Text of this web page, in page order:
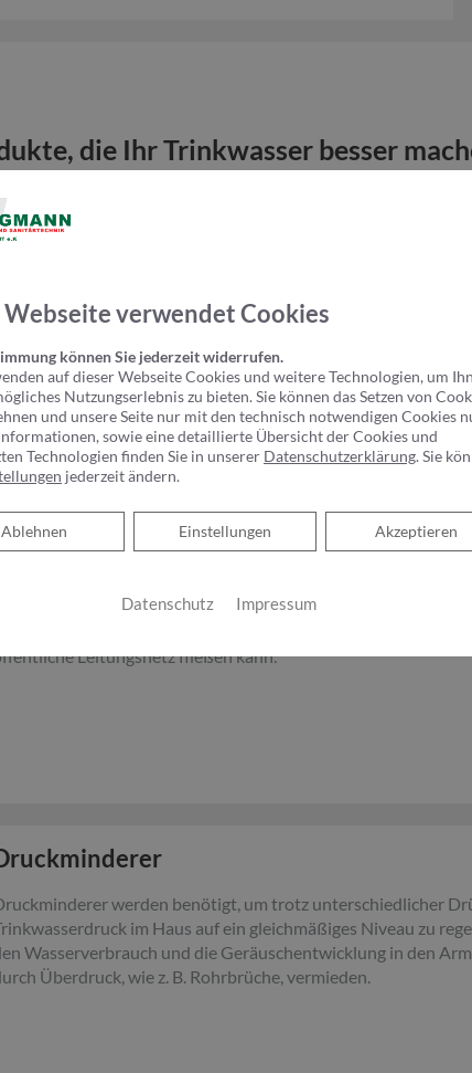
die Ihr Trinkwasser besser
Trinkwasser betrifft nicht nur
durchaus ein Problem dar. Sobald es im öffentlichen Netz zu
den Versorger kommt, können Sand oder Kies in die
halten im Trinkwasser mitgeführte Partikel wie z.
zurück und schützen somit die gesamte
der Trinkwasserverordnung muss in
Wasserzähler ein Schutzfilter eingebaut sein. Ist dieser
oftmals außer Acht gelassen. Die vorgeschriebene
Ein Rückflussverhinderer sorgt dafür, dass das Trinkwasser
Leitungsnetz fließen kann.
werden benötigt, um trotz unterschiedlicher
im Haus auf ein gleichmäßiges Niveau zu
Wasserverbrauch und die Geräuschentwicklung in den
Überdruck, wie z. B. Rohrbrüche, vermieden.
Webseite verwendet Cookies
können Sie jederzeit widerrufen.
auf dieser Webseite Cookies und weitere Technologien, um
Nutzungserlebnis zu bieten. Sie können das Setzen von
und unsere Seite nur mit den technisch notwendigen Cookies
sowie eine detaillierte Übersicht der Cookies und
Technologien finden Sie in unserer Datenschutzerklärung. Sie
jederzeit ändern.
Akzeptieren
Einstellungen
Ablehnen
Ablehnen
Datenschutz Impressum